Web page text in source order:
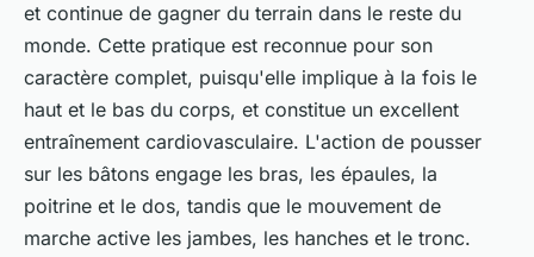
et continue de gagner du terrain dans le reste du
monde. Cette pratique est reconnue pour son
caractère complet, puisqu'elle implique à la fois le
haut et le bas du corps, et constitue un excellent
entraînement cardiovasculaire. L'action de pousser
sur les bâtons engage les bras, les épaules, la
poitrine et le dos, tandis que le mouvement de
marche active les jambes, les hanches et le tronc.